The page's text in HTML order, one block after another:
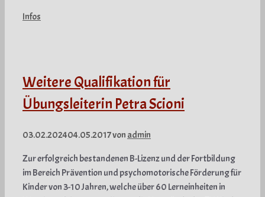
Kategorien
Infos
Weitere Qualifikation für
Übungsleiterin Petra Scioni
03.02.202404.05.2017von admin
Zur erfolgreich bestandenen B-Lizenz und der Fortbildung
im Bereich Prävention und psychomotorische Förderung für
Kinder von 3-10 Jahren, welche über 60 Lerneinheiten in